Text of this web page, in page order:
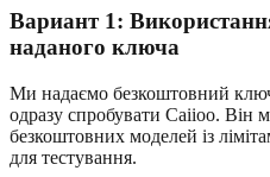
Вариант 1:
наданого ключа
Ми надаємо безкоштовний
одразу спробувати Caiioo. Він
безкоштовних моделей із
для тестування.